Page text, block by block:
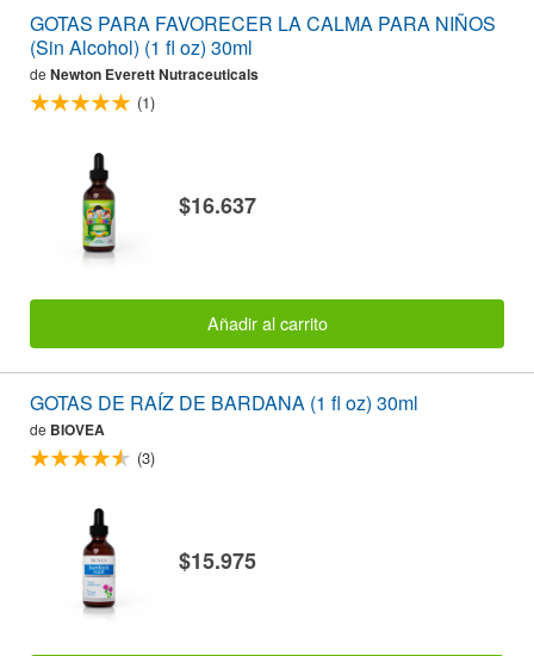
GOTAS PARA FAVORECER LA CALMA PARA NIÑOS
(Sin Alcohol) (1 fl oz) 30ml
de Newton Everett Nutraceuticals
(1)
$16.637
Añadir al carrito
GOTAS DE RAÍZ DE BARDANA (1 fl oz) 30ml
de BIOVEA
(3)
$15.975